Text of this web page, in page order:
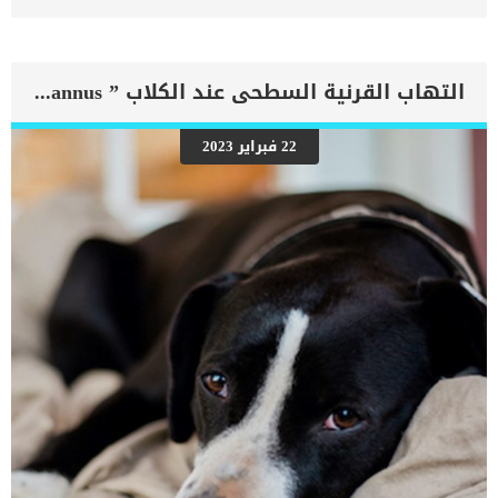
كاملا مثلا معظم العمليات الجراحية. اقرأ ايضا: المنظار الداخلى للقطط
“ملف شامل”يبدأ الطبيب البيطرى بتمرير أنبوب في القصبة الهوائية
لتوفير مجرى هوائي للقطة.بعد ذلك يتم حل شعر القطة من منطقة الرقبة
حتى يتمكن الطبيب البيطرى من رؤية الشق الجراحى الخاص بالعملية بدون
عوائق.الدقة الشديدة أثناء القيام بهذه العملية أمر ضروري للحفاظ على
حياة القطة.تأتى بعد ذلك مرحلة التوغل بالجرح للوصول الى حنجرة
القطة.يتم تشريح العضلات وتحديد الجزء المصاب.تتم عملية ربط الجزء
الخلفي للحنجرة بخيوط خاصة لهذا الإجراء الجراحي.بعد ذلك تظهر القصبة
الهوائية بمدخل أوسع.ثم بعد ذلك يتم إزالة الأنبوب الهوائي والتأكد من
عدم حدوث أي تشنجات عضلية أو […]
التهاب القرنية السطحى عند الكلاب ” Pannus “
22 فبراير 2023